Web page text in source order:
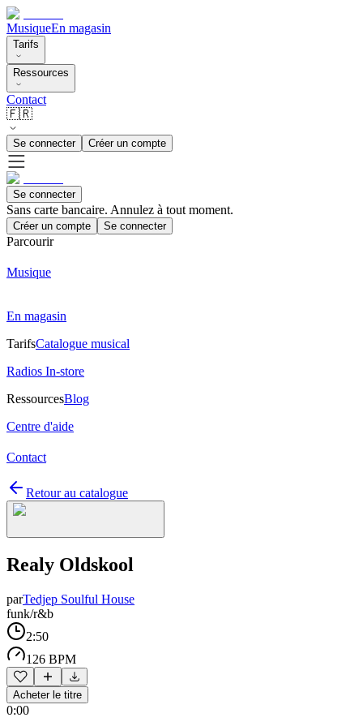
MusiqueEn magasin
Tarifs
Ressources
Contact
🇫🇷
Se connecter Créer un compte
Se connecter
Sans carte bancaire. Annulez à tout moment.
Créer un compte Se connecter
Parcourir
Musique
En magasin
TarifsCatalogue musical
Radios In-store
RessourcesBlog
Centre d'aide
Contact
Retour au catalogue
Realy Oldskool
parTedjep Soulful House
funk/r&b
2:50
126 BPM
Acheter le titre
0:00